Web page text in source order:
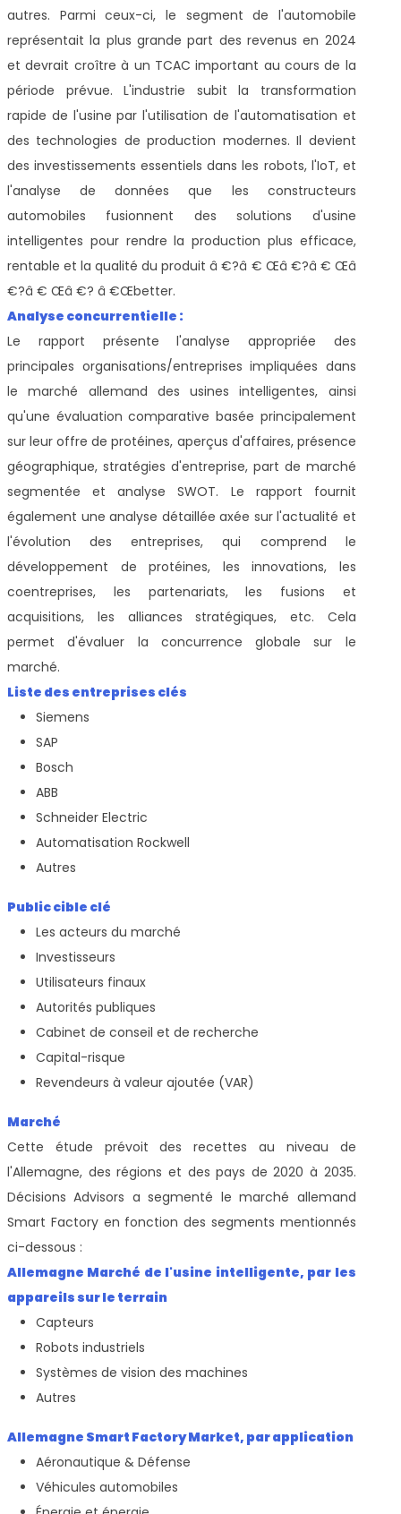
autres. Parmi ceux-ci, le segment de l'automobile
représentait la plus grande part des revenus en 2024
et devrait croître à un TCAC important au cours de la
période prévue. L'industrie subit la transformation
rapide de l'usine par l'utilisation de l'automatisation et
des technologies de production modernes. Il devient
des investissements essentiels dans les robots, l'IoT, et
l'analyse de données que les constructeurs
automobiles fusionnent des solutions d'usine
intelligentes pour rendre la production plus efficace,
rentable et la qualité du produit â €?â € Œâ €?â € Œâ
€?â € Œâ €? â €Œbetter.
Analyse concurrentielle :
Le rapport présente l'analyse appropriée des
principales organisations/entreprises impliquées dans
le marché allemand des usines intelligentes, ainsi
qu'une évaluation comparative basée principalement
sur leur offre de protéines, aperçus d'affaires, présence
géographique, stratégies d'entreprise, part de marché
segmentée et analyse SWOT. Le rapport fournit
également une analyse détaillée axée sur l'actualité et
l'évolution des entreprises, qui comprend le
développement de protéines, les innovations, les
coentreprises, les partenariats, les fusions et
acquisitions, les alliances stratégiques, etc. Cela
permet d'évaluer la concurrence globale sur le
marché.
Liste des entreprises clés
Siemens
SAP
Bosch
ABB
Schneider Electric
Automatisation Rockwell
Autres
Public cible clé
Les acteurs du marché
Investisseurs
Utilisateurs finaux
Autorités publiques
Cabinet de conseil et de recherche
Capital-risque
Revendeurs à valeur ajoutée (VAR)
Marché
Cette étude prévoit des recettes au niveau de
l'Allemagne, des régions et des pays de 2020 à 2035.
Décisions Advisors a segmenté le marché allemand
Smart Factory en fonction des segments mentionnés
ci-dessous :
Allemagne Marché de l'usine intelligente, par les
appareils sur le terrain
Capteurs
Robots industriels
Systèmes de vision des machines
Autres
Allemagne Smart Factory Market, par application
Aéronautique & Défense
Véhicules automobiles